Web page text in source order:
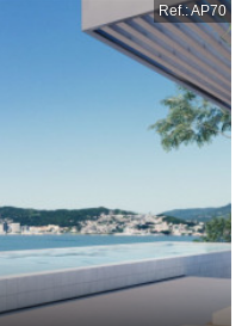
Ref.: AP70